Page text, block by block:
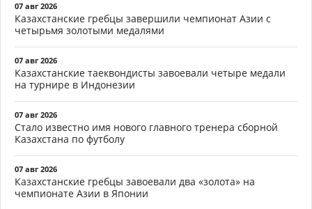
07 авг 2026
Казахстанские гребцы завершили чемпионат Азии с
четырьмя золотыми медалями
07 авг 2026
Казахстанские таеквондисты завоевали четыре медали
на турнире в Индонезии
07 авг 2026
Стало известно имя нового главного тренера сборной
Казахстана по футболу
07 авг 2026
Казахстанские гребцы завоевали два «золота» на
чемпионате Азии в Японии